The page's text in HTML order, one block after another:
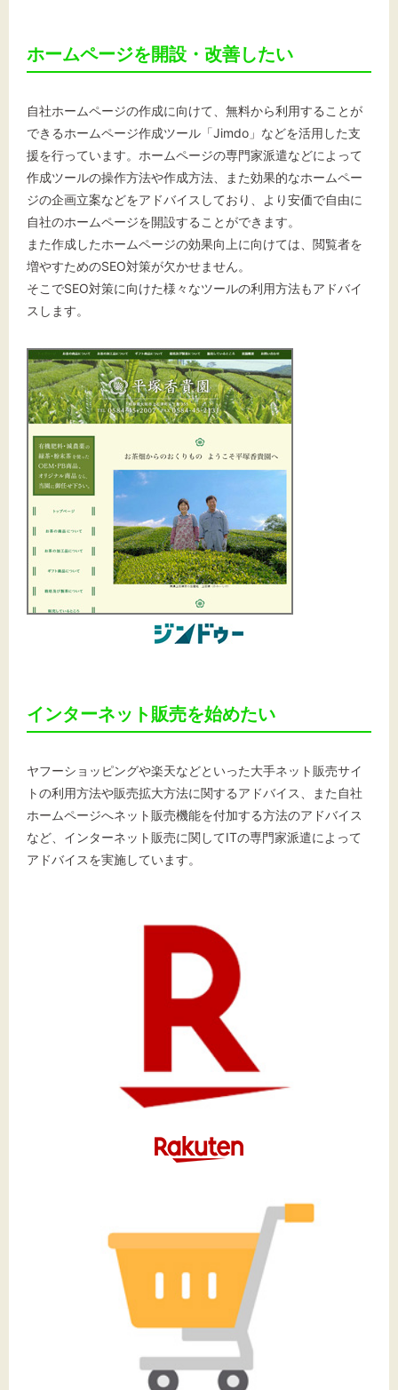
ホームページを開設・改善したい
自社ホームページの作成に向けて、無料から利用することが
できるホームページ作成ツール「Jimdo」などを活用した支
援を行っています。ホームページの専門家派遣などによって
作成ツールの操作方法や作成方法、また効果的なホームペー
ジの企画立案などをアドバイスしており、より安価で自由に
自社のホームページを開設することができます。
また作成したホームページの効果向上に向けては、閲覧者を
増やすためのSEO対策が欠かせません。
そこでSEO対策に向けた様々なツールの利用方法もアドバイ
スします。
インターネット販売を始めたい
ヤフーショッピングや楽天などといった大手ネット販売サイ
トの利用方法や販売拡大方法に関するアドバイス、また自社
ホームページへネット販売機能を付加する方法のアドバイス
など、インターネット販売に関してITの専門家派遣によって
アドバイスを実施しています。